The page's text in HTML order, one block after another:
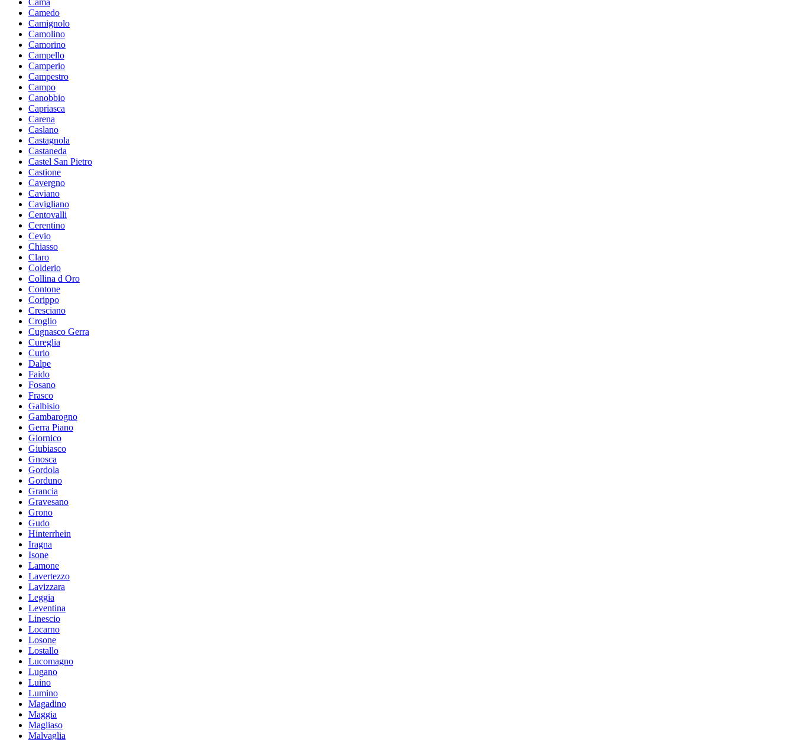
Camedo
Camignolo
Camolino
Camorino
Campello
Camperio
Campestro
Campo
Canobbio
Capriasca
Carena
Caslano
Castagnola
Castaneda
Castel San Pietro
Castione
Cavergno
Caviano
Cavigliano
Centovalli
Cerentino
Cevio
Chiasso
Claro
Colderio
Collina d Oro
Contone
Corippo
Cresciano
Croglio
Cugnasco Gerra
Cureglia
Curio
Dalpe
Faido
Fosano
Frasco
Galbisio
Gambarogno
Gerra Piano
Giornico
Giubiasco
Gnosca
Gordola
Gorduno
Grancia
Gravesano
Grono
Gudo
Hinterrhein
Iragna
Isone
Lamone
Lavertezzo
Lavizzara
Leggia
Leventina
Linescio
Locarno
Losone
Lostallo
Lucomagno
Lugano
Luino
Lumino
Magadino
Maggia
Magliaso
Malvaglia